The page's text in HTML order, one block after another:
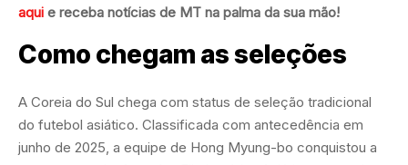
aqui e receba notícias de MT na palma da sua mão!
Como chegam as seleções
A Coreia do Sul chega com status de seleção tradicional
do futebol asiático. Classificada com antecedência em
junho de 2025, a equipe de Hong Myung-bo conquistou a